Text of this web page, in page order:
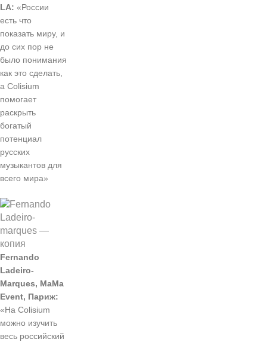
LA: «России
есть что
показать миру, и
до сих пор не
было понимания
как это сделать,
а Colisium
помогает
раскрыть
богатый
потенциал
русских
музыкантов для
всего мира»
Fernando
Ladeiro-
Marques, MaMa
Event, Париж:
«На Colisium
можно изучить
весь российский